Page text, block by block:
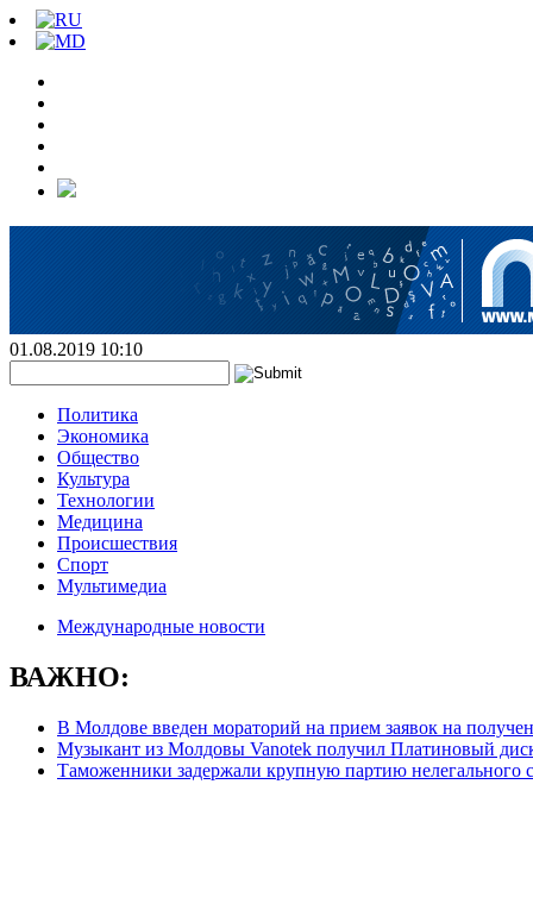
01.08.2019 10:10
Политика
Экономика
Общество
Культура
Технологии
Медицина
Происшествия
Спорт
Мультимедиа
Международные новости
ВАЖНО:
В Молдове введен мораторий на прием заявок на
Музыкант из Молдовы Vanotek получил Платиновый
Таможенники задержали крупную партию нелегального